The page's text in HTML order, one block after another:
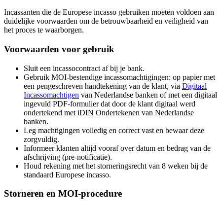
Incassanten die de Europese incasso gebruiken moeten voldoen aan
duidelijke voorwaarden om de betrouwbaarheid en veiligheid van
het proces te waarborgen.
Voorwaarden voor gebruik
Sluit een incassocontract af bij je bank.
Gebruik MOI-bestendige incassomachtigingen: op papier met
een pengeschreven handtekening van de klant, via Digitaal
Incassomachtigen van Nederlandse banken of met een digitaal
ingevuld PDF-formulier dat door de klant digitaal werd
ondertekend met iDIN Ondertekenen van Nederlandse
banken.
Leg machtigingen volledig en correct vast en bewaar deze
zorgvuldig.
Informeer klanten altijd vooraf over datum en bedrag van de
afschrijving (pre-notificatie).
Houd rekening met het storneringsrecht van 8 weken bij de
standaard Europese incasso.
Storneren en MOI-procedure